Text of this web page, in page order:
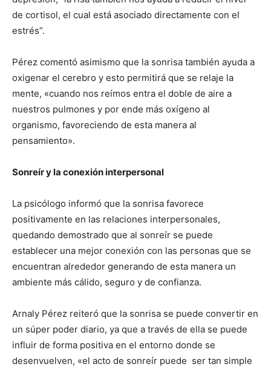
de cortisol, el cual está asociado directamente con el
estrés”.
Pérez comentó asimismo que la sonrisa también ayuda a
oxigenar el cerebro y esto permitirá que se relaje la
mente, «cuando nos reímos entra el doble de aire a
nuestros pulmones y por ende más oxígeno al
organismo, favoreciendo de esta manera al
pensamiento».
Sonreír y la conexión interpersonal
La psicólogo informó que la sonrisa favorece
positivamente en las relaciones interpersonales,
quedando demostrado que al sonreír se puede
establecer una mejor conexión con las personas que se
encuentran alrededor generando de esta manera un
ambiente más cálido, seguro y de confianza.
Arnaly Pérez reiteró que la sonrisa se puede convertir en
un súper poder diario, ya que a través de ella se puede
influir de forma positiva en el entorno donde se
desenvuelven, «el acto de sonreír puede ser tan simple